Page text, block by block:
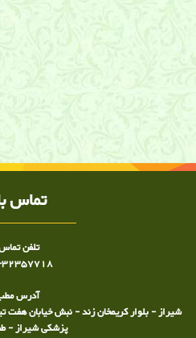
تعرفه, تعرفه نوار عصب, تعرفه
تماس
تلفن
071-32357718
آدرس
شیراز - بلوار کریمخان زند - نبش خیابان
پزشکی شیراز -